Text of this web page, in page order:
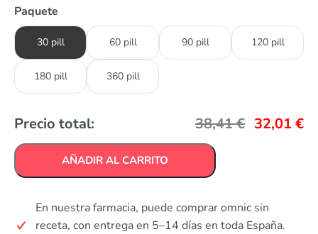
Paquete
30 pill 60 pill 90 pill 120 pill
180 pill 360 pill
Precio total: 38,41€ 32,01 €
AÑADIR AL CARRITO
En nuestra farmacia, puede comprar omnic sin
receta, con entrega en 5–14 días en toda España.